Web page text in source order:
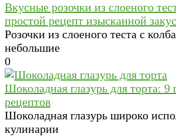
Вкусные розочки из слоеного
простой рецепт изысканной
Розочки из слоеного теста с
небольшие
0
Шоколадная глазурь для торта: 9
рецептов
Шоколадная глазурь широко
кулинарии